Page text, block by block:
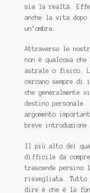
sia la realtà.
anche la vita
un’ombra.
Attraverso le
non è qualcosa
astrale o fisico.
cercano sempre
che generalmente
destino personale.
argomento
breve introduzione.
Il più alto dei
difficile da
trascende persino
risvegliata. Tutto
dire è che è la